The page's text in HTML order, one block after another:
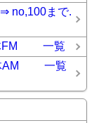
no,100まで.
体FM 一覧
体AM 一覧